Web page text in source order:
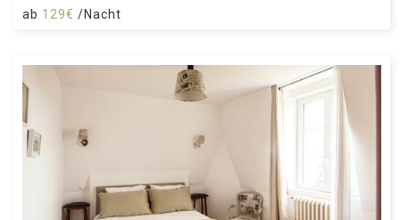
ab 129€ /Nacht